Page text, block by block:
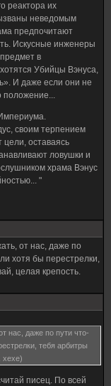
реактора их
неведомым
предпочитают
Искусные инженеры
в
Убийцы Вэнуса,
И даже если они не
положение...
своим терпением
оставаясь
ловушки и
храма Вэнус
"
от нас, даже по
хотя бы перестрелки,
целая крепость.
нас, даже по пути что-
тебя арбитры
хехе)
писец. По всей